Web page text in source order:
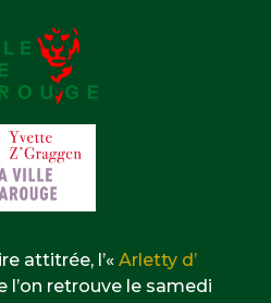
attitrée, l’«Arletty d’
l’on retrouve le samedi